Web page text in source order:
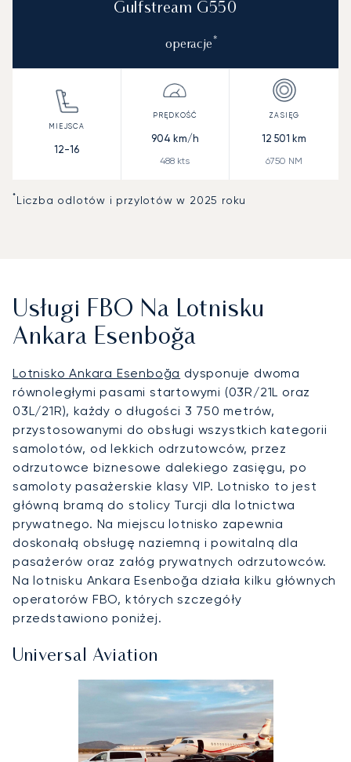
Gulfstream G550
operacje*
12-16
904 km/h
488 kts
12 501 km
6750 NM
*Liczba odlotów i przylotów w 2025 roku
Usługi FBO Na Lotnisku
Ankara Esenboğa
Lotnisko Ankara Esenboğa dysponuje dwoma
równoległymi pasami startowymi (03R/21L oraz
03L/21R), każdy o długości 3 750 metrów,
przystosowanymi do obsługi wszystkich kategorii
samolotów, od lekkich odrzutowców, przez
odrzutowce biznesowe dalekiego zasięgu, po
samoloty pasażerskie klasy VIP. Lotnisko to jest
główną bramą do stolicy Turcji dla lotnictwa
prywatnego. Na miejscu lotnisko zapewnia
doskonałą obsługę naziemną i powitalną dla
pasażerów oraz załóg prywatnych odrzutowców.
Na lotnisku Ankara Esenboğa działa kilku głównych
operatorów FBO, których szczegóły
przedstawiono poniżej.
Universal Aviation